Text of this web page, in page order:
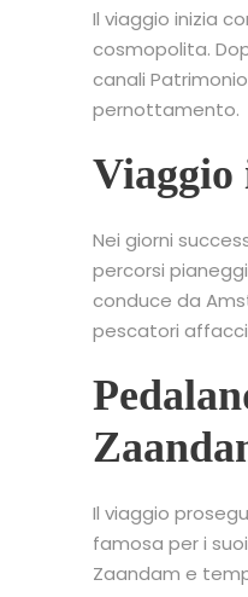
Il viaggio inizia
cosmopolita.
canali
pernottamento.
Viaggio
Nei giorni
percorsi
conduce da
pescatori
Il viaggio
famosa per i
Zaandam e